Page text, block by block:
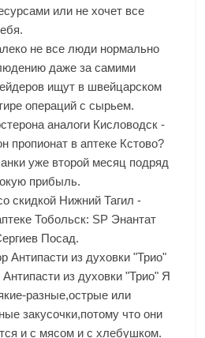
или не хочет все
не все люди нормально
даже за самими
ищут в швейцарском
операций с сырьем.
аналоги Кисловодск -
пропионат в аптеке Кстово?
уже второй месяц подряд
прибыль.
скидкой Нижний Тагил -
Тобольск: SP Энантат
Посад.
Антипасти из духовки "Трио"
из духовки "Трио" Я
разные,острые или
закусочки,потому что они
и с мясом и с хлебушком.